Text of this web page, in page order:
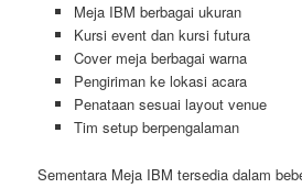
Meja IBM berbagai ukuran
Kursi event dan kursi futura
Cover meja berbagai warna
Pengiriman ke lokasi acara
Penataan sesuai layout venue
Tim setup berpengalaman
Sementara Meja IBM tersedia dalam